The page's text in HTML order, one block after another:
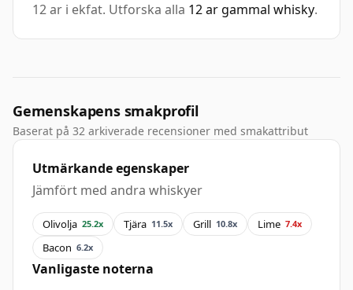
12 ar i ekfat. Utforska alla 12 ar gammal whisky.
Gemenskapens smakprofil
Baserat på 32 arkiverade recensioner med smakattribut
Utmärkande egenskaper
Jämfört med andra whiskyer
Olivolja 25.2x Tjära 11.5x Grill 10.8x Lime 7.4x
Bacon 6.2x
Vanligaste noterna